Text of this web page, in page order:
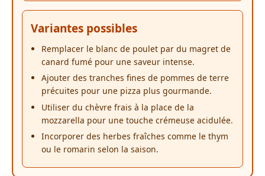
Variantes possibles
Remplacer le blanc de poulet par du magret de
canard fumé pour une saveur intense.
Ajouter des tranches fines de pommes de terre
précuites pour une pizza plus gourmande.
Utiliser du chèvre frais à la place de la
mozzarella pour une touche crémeuse acidulée.
Incorporer des herbes fraîches comme le thym
ou le romarin selon la saison.